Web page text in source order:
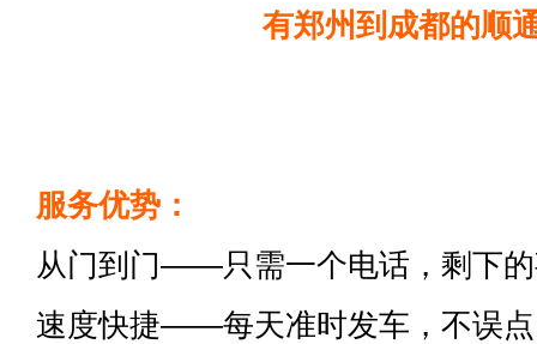
有郑州到成都的顺
服务优势：
从门到门——只需一个电话，剩下
速度快捷——每天准时发车，不误